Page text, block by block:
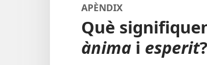
APÈNDIX
Què
ànima i esperit?